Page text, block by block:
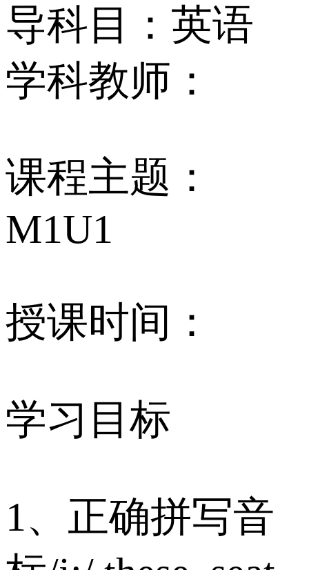
导科目：英语
学科教师：
课程主题：
M1U1
授课时间：
学习目标
1、正确拼写音